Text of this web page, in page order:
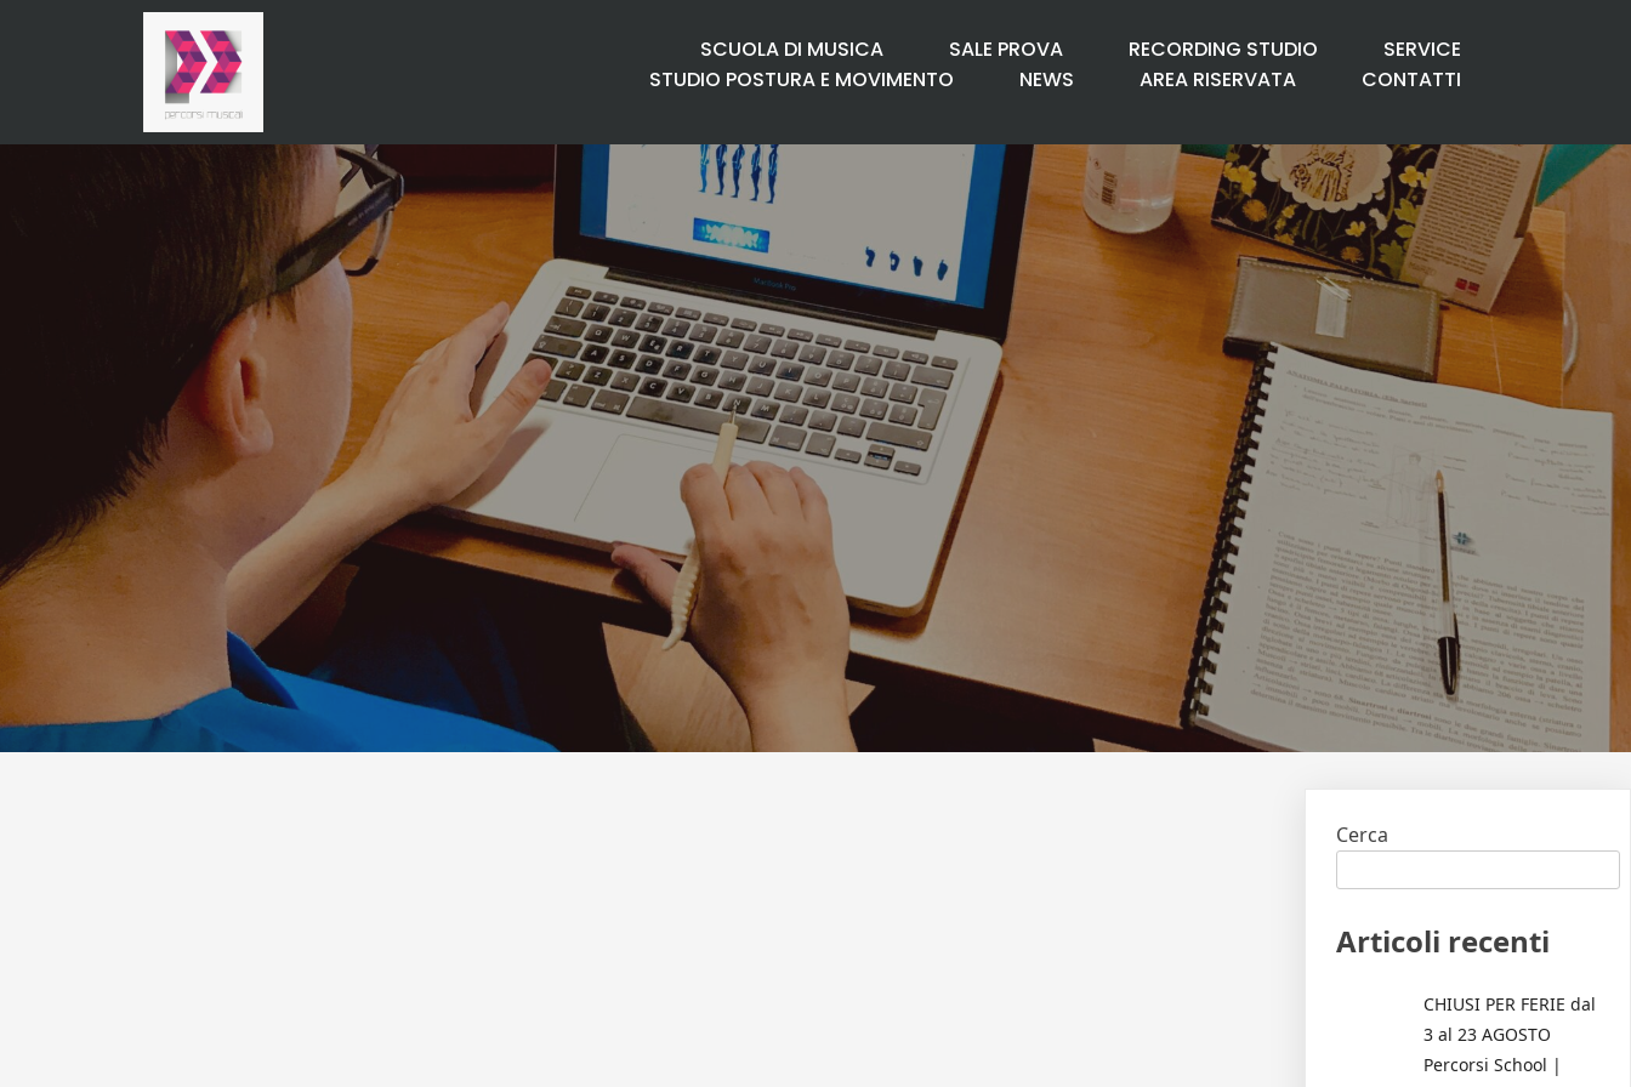
SCUOLA DI MUSICA SALE PROVA RECORDING STUDIO
SERVICE
STUDIO POSTURA E MOVIMENTO
NEWS AREA RISERVATA CONTATTI
Cerca
Articoli recenti
CHIUSI PER FERIE dal
3 al 23 AGOSTO
Percorsi School |